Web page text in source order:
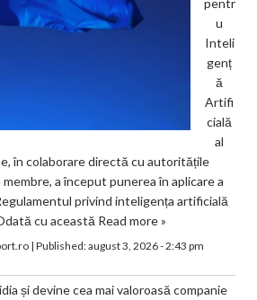
u
Inteli
genț
ă
Artifi
cială
al
în colaborare directă cu autoritățile
a început punerea în aplicare a
privind inteligența artificială
cu această Read more »
| Published:august 3, 2026 - 2:43 pm
și devine cea mai valoroasă companie